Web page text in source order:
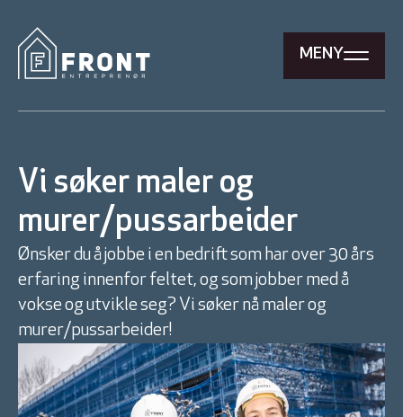
MENY
Vi søker maler og
murer/pussarbeider
Ønsker du å jobbe i en bedrift som har over 30 års
erfaring innenfor feltet, og som jobber med å
vokse og utvikle seg? Vi søker nå maler og
murer/pussarbeider!